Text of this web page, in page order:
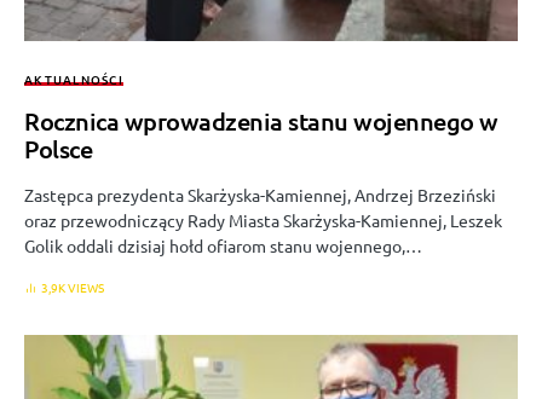
AKTUALNOŚCI
Rocznica wprowadzenia stanu wojennego w
Polsce
Zastępca prezydenta Skarżyska-Kamiennej, Andrzej Brzeziński
oraz przewodniczący Rady Miasta Skarżyska-Kamiennej, Leszek
Golik oddali dzisiaj hołd ofiarom stanu wojennego,…
3,9K VIEWS